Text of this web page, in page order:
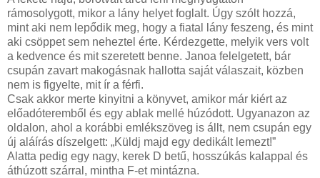
rámosolygott, mikor a lány helyet foglalt. Úgy szólt hozzá,
mint aki nem lepődik meg, hogy a fiatal lány feszeng, és mint
aki csöppet sem neheztel érte. Kérdezgette, melyik vers volt
a kedvence és mit szeretett benne. Janoa felelgetett, bár
csupán zavart makogásnak hallotta saját válaszait, közben
nem is figyelte, mit ír a férfi.
Csak akkor merte kinyitni a könyvet, amikor már kiért az
előadóteremből és egy ablak mellé húzódott. Ugyanazon az
oldalon, ahol a korábbi emlékszöveg is állt, nem csupán egy
új aláírás díszelgett: „Küldj majd egy dedikált lemezt!”
Alatta pedig egy nagy, kerek D betű, hosszúkás kalappal és
áthúzott szárral, mintha F-et mintázna.